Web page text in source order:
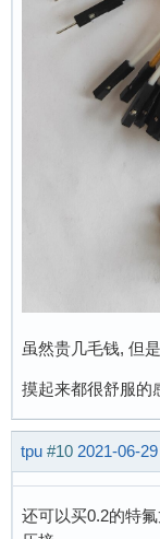
虽然贵几毛钱, 但
摸起来都很舒服的
tpu #10 2021-06-
还可以买0.2的特